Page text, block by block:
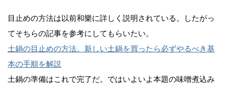
目止めの方法は以前和樂に詳しく説明されている。したがっ
てそちらの記事を参考にしてもらいたい。
土鍋の目止めの方法。新しい土鍋を買ったら必ずやるべき基
本の手順を解説
土鍋の準備はこれで完了だ。ではいよいよ本題の味噌煮込み